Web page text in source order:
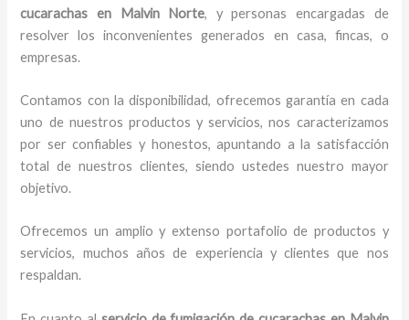
cucarachas en Malvin Norte, y personas encargadas de
resolver los inconvenientes generados en casa, fincas, o
empresas.
Contamos con la disponibilidad, ofrecemos garantía en cada
uno de nuestros productos y servicios, nos caracterizamos
por ser confiables y honestos, apuntando a la satisfacción
total de nuestros clientes, siendo ustedes nuestro mayor
objetivo.
Ofrecemos un amplio y extenso portafolio de productos y
servicios, muchos años de experiencia y clientes que nos
respaldan.